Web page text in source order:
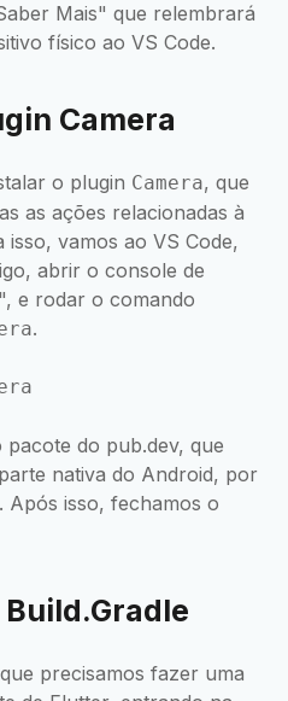
Mais" que relembrará
físico ao VS Code.
Camera
o plugin Camera, que
as ações relacionadas à
vamos ao VS Code,
abrir o console de
e rodar o comando
.
pacote do pub.dev, que
nativa do Android, por
Após isso, fechamos o
precisamos fazer uma